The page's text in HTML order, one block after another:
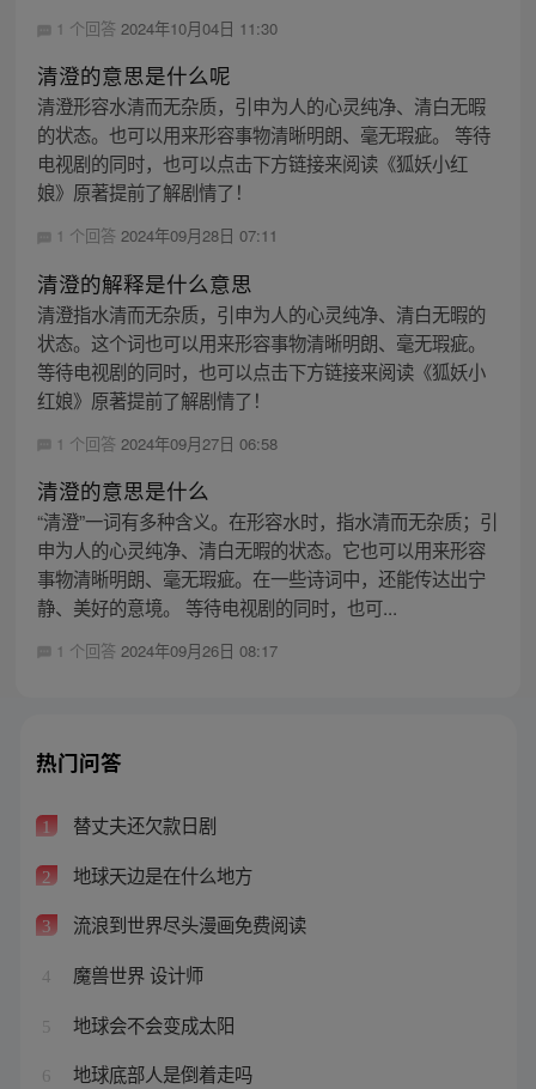
1 个回答 2024年10月04日 11:30
清澄的意思是什么呢
清澄形容水清而无杂质，引申为人的心灵纯净、清白无暇
的状态。也可以用来形容事物清晰明朗、毫无瑕疵。 等待
电视剧的同时，也可以点击下方链接来阅读《狐妖小红
娘》原著提前了解剧情了！
1 个回答 2024年09月28日 07:11
清澄的解释是什么意思
清澄指水清而无杂质，引申为人的心灵纯净、清白无暇的
状态。这个词也可以用来形容事物清晰明朗、毫无瑕疵。
等待电视剧的同时，也可以点击下方链接来阅读《狐妖小
红娘》原著提前了解剧情了！
1 个回答 2024年09月27日 06:58
清澄的意思是什么
“清澄”一词有多种含义。在形容水时，指水清而无杂质；引
申为人的心灵纯净、清白无暇的状态。它也可以用来形容
事物清晰明朗、毫无瑕疵。在一些诗词中，还能传达出宁
静、美好的意境。 等待电视剧的同时，也可...
1 个回答 2024年09月26日 08:17
热门问答
1 替丈夫还欠款日剧
2 地球天边是在什么地方
3 流浪到世界尽头漫画免费阅读
4 魔兽世界 设计师
5 地球会不会变成太阳
6 地球底部人是倒着走吗